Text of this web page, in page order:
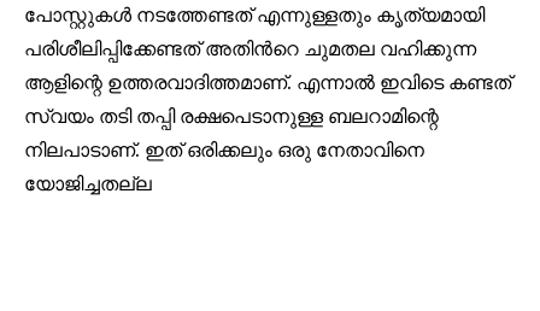
പോസ്റ്റുകൾ നടത്തേണ്ടത് എന്നുള്ളതും കൃത്യമായി
പരിശീലിപ്പിക്കേണ്ടത് അതിൻറെ ചുമതല വഹിക്കുന്ന
ആളിന്റെ ഉത്തരവാദിത്തമാണ്. എന്നാൽ ഇവിടെ കണ്ടത്
സ്വയം തടി തപ്പി രക്ഷപെടാനുള്ള ബലറാമിന്റെ
നിലപാടാണ്. ഇത് ഒരിക്കലും ഒരു നേതാവിനെ
യോജിച്ചതല്ല